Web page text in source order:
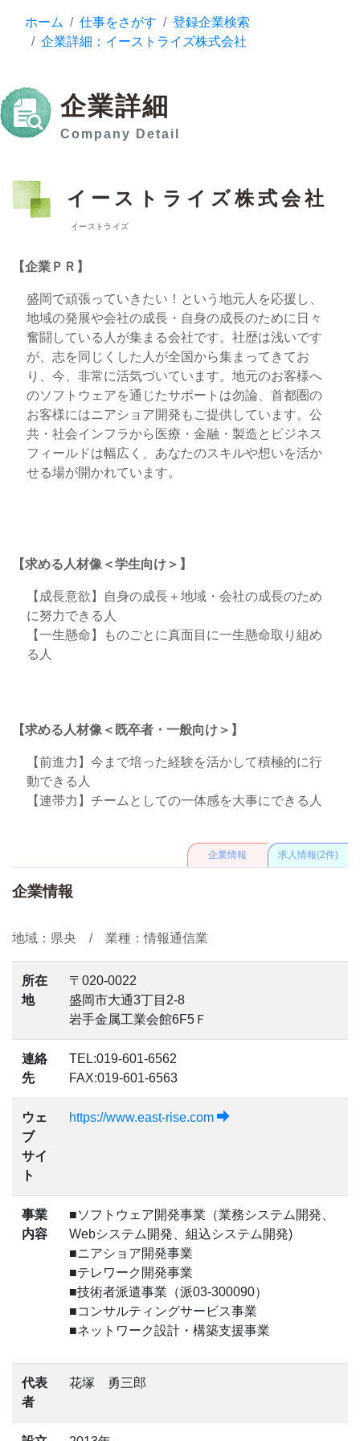
ホーム 仕事をさがす
登録企業検索
企業詳細：イーストライズ株式会社
企業詳細
Company Detail
イーストライズ株式会社
イーストライズ
【企業ＰＲ】
盛岡で頑張っていきたい！という地元人を応援し、
地域の発展や会社の成長・自身の成長のために日々
奮闘している人が集まる会社です。社歴は浅いです
が、志を同じくした人が全国から集まってきてお
り、今、非常に活気づいています。地元のお客様へ
のソフトウェアを通じたサポートは勿論、首都圏の
お客様にはニアショア開発もご提供しています。公
共・社会インフラから医療・金融・製造とビジネス
フィールドは幅広く、あなたのスキルや想いを活か
せる場が開かれています。
【求める人材像＜学生向け＞】
【成長意欲】自身の成長＋地域・会社の成長のため
に努力できる人
【一生懸命】ものごとに真面目に一生懸命取り組め
る人
【求める人材像＜既卒者・一般向け＞】
【前進力】今まで培った経験を活かして積極的に行
動できる人
【連帯力】チームとしての一体感を大事にできる人
求人情報(2件)
企業情報
企業情報
地域：県央 / 業種：情報通信業
所在
地
〒020-0022
盛岡市大通3丁目2-8
岩手金属工業会館6F5Ｆ
連絡
先
TEL:019-601-6562
FAX:019-601-6563
ウェ
ブ
サイ
ト
https://www.east-rise.com
事業
内容
■ソフトウェア開発事業（業務システム開発、
Webシステム開発、組込システム開発)
■ニアショア開発事業
■テレワーク開発事業
■技術者派遣事業（派03-300090）
■コンサルティングサービス事業
■ネットワーク設計・構築支援事業
代表
者
花塚 勇三郎